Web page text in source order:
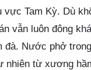
Tam Kỳ. Dù
vẫn luôn đông
đà. Nước phở
nhiên từ xương